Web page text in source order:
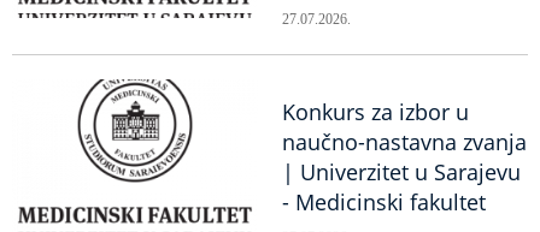
27.07.2026.
Konkurs za izbor u
naučno-nastavna zvanja
| Univerzitet u Sarajevu
- Medicinski fakultet